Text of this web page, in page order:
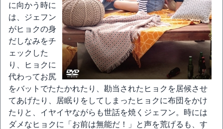
に向かう時に
は、ジェフン
がヒョクの身
だしなみをチ
ェックした
り、ヒョクに
代わってお尻
をバットでたたかれたり、勘当されたヒョクを居候させ
てあげたり、居眠りをしてしまったヒョクに布団をかけ
たりと、イヤイヤながらも世話を焼くジェフン。時には
ダメなヒョクに「お前は無能だ！」と声を荒げるも、す